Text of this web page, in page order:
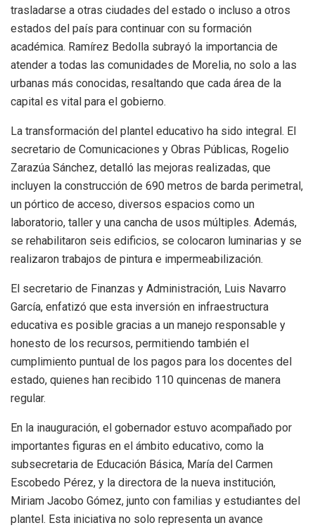
trasladarse a otras ciudades del estado o incluso a otros
estados del país para continuar con su formación
académica. Ramírez Bedolla subrayó la importancia de
atender a todas las comunidades de Morelia, no solo a las
urbanas más conocidas, resaltando que cada área de la
capital es vital para el gobierno.
La transformación del plantel educativo ha sido integral. El
secretario de Comunicaciones y Obras Públicas, Rogelio
Zarazúa Sánchez, detalló las mejoras realizadas, que
incluyen la construcción de 690 metros de barda perimetral,
un pórtico de acceso, diversos espacios como un
laboratorio, taller y una cancha de usos múltiples. Además,
se rehabilitaron seis edificios, se colocaron luminarias y se
realizaron trabajos de pintura e impermeabilización.
El secretario de Finanzas y Administración, Luis Navarro
García, enfatizó que esta inversión en infraestructura
educativa es posible gracias a un manejo responsable y
honesto de los recursos, permitiendo también el
cumplimiento puntual de los pagos para los docentes del
estado, quienes han recibido 110 quincenas de manera
regular.
En la inauguración, el gobernador estuvo acompañado por
importantes figuras en el ámbito educativo, como la
subsecretaria de Educación Básica, María del Carmen
Escobedo Pérez, y la directora de la nueva institución,
Miriam Jacobo Gómez, junto con familias y estudiantes del
plantel. Esta iniciativa no solo representa un avance